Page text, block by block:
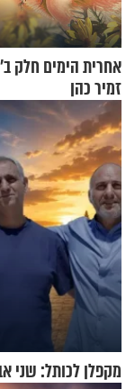
אחרית הימים חלק
זמיר כהן
מקפלן לכותל: שני